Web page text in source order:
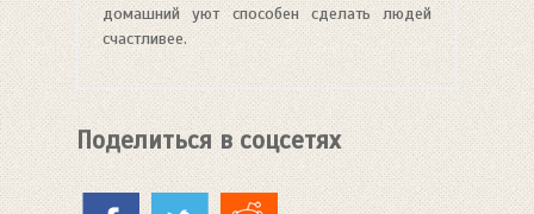
домашний уют способен сделать людей
счастливее.
Поделиться в соцсетях